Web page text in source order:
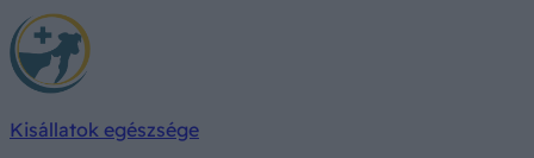
Kisállatok egészsége